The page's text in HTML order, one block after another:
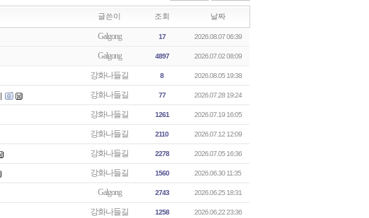
글쓴이 조회 날짜
Galgong 17 2026.08.07 06:39
Galgong 4897 2026.07.02 08:09
강화나들길 8 2026.08.05 19:38
강화나들길 77 2026.07.28 19:24
강화나들길 1261 2026.07.19 16:05
강화나들길 2110 2026.07.12 12:09
강화나들길 2278 2026.07.05 16:36
강화나들길 1560 2026.06.30 11:35
Galgong 2743 2026.06.25 18:31
강화나들길 1258 2026.06.22 23:36